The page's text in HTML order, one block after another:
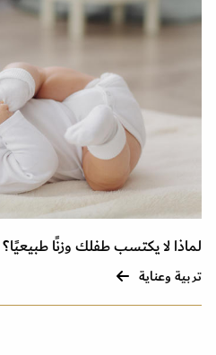
لماذا لا يكتسب طفلك وزنًا طبيعيًا؟
تربية وعناية